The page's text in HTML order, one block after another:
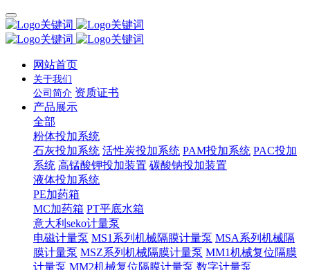
网站首页
关于我们
公司简介 资质证书
产品展示
全部
粉体投加系统
石灰投加系统 活性炭投加系统 PAM投加系统 PAC投加
系统 高锰酸钾投加装置 碳酸钠投加装置
液体投加系统
PE加药箱
MC加药箱 PT平底水箱
意大利seko计量泵
电磁计量泵 MS1系列机械隔膜计量泵 MSA系列机械隔
膜计量泵 MSZ系列机械隔膜计量泵 MM1机械复位隔膜
计量泵 MM2机械复位隔膜计量泵 数字计量泵